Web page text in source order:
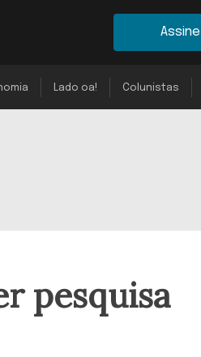
Assine
Lado oa! Colunistas
pesquisa